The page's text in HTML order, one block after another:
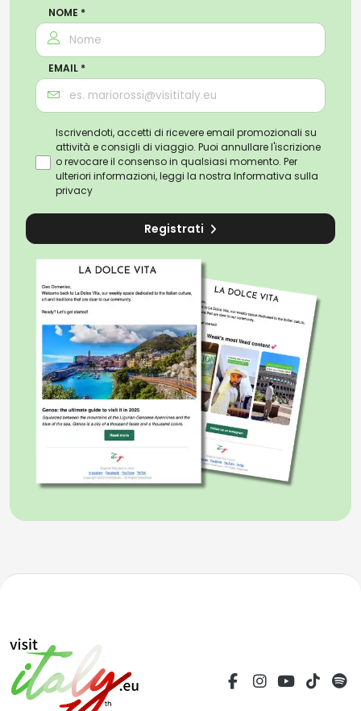
NOME *
EMAIL *
Iscrivendoti, accetti di ricevere email promozionali su
attività e consigli di viaggio. Puoi annullare l'iscrizione
o revocare il consenso in qualsiasi momento. Per
ulteriori informazioni, leggi la nostra Informativa sulla
privacy
Registrati